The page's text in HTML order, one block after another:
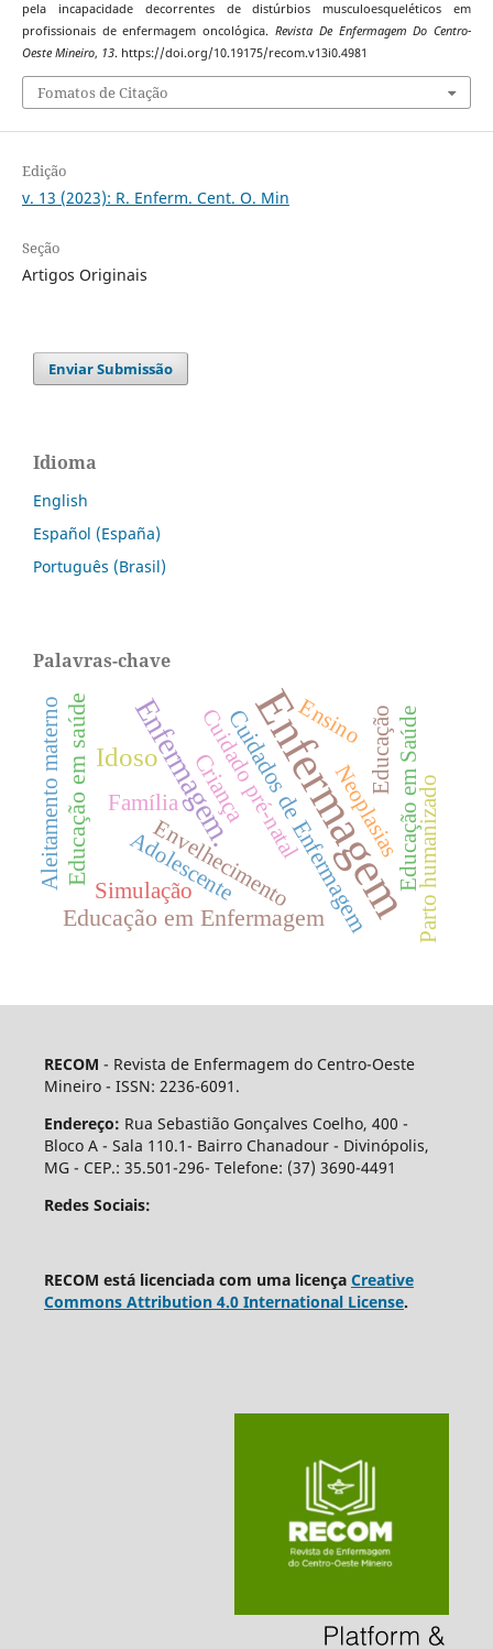
pela incapacidade decorrentes de distúrbios musculoesqueléticos em
profissionais de enfermagem oncológica. Revista De Enfermagem Do Centro-
Oeste Mineiro, 13. https://doi.org/10.19175/recom.v13i0.4981
Fomatos de Citação
Edição
v. 13 (2023): R. Enferm. Cent. O. Min
Seção
Artigos Originais
Enviar Submissão
Idioma
English
Español (España)
Português (Brasil)
Palavras-chave
Enfermagem
Enfermagem.
Idoso Cuidados de Enfermagem
Criança
Educação em Enfermagem
Educação em saúde Cuidado pré-natal Educação em Saúde
Envelhecimento
Adolescente
Família
Aleitamento materno Ensino
NeoplasiasParto humanizado
Educação
Simulação
RECOM - Revista de Enfermagem do Centro-Oeste
Mineiro - ISSN: 2236-6091.
Endereço: Rua Sebastião Gonçalves Coelho, 400 -
Bloco A - Sala 110.1- Bairro Chanadour - Divinópolis,
MG - CEP.: 35.501-296- Telefone: (37) 3690-4491
Redes Sociais:
RECOM está licenciada com uma licença Creative
Commons Attribution 4.0 International License.